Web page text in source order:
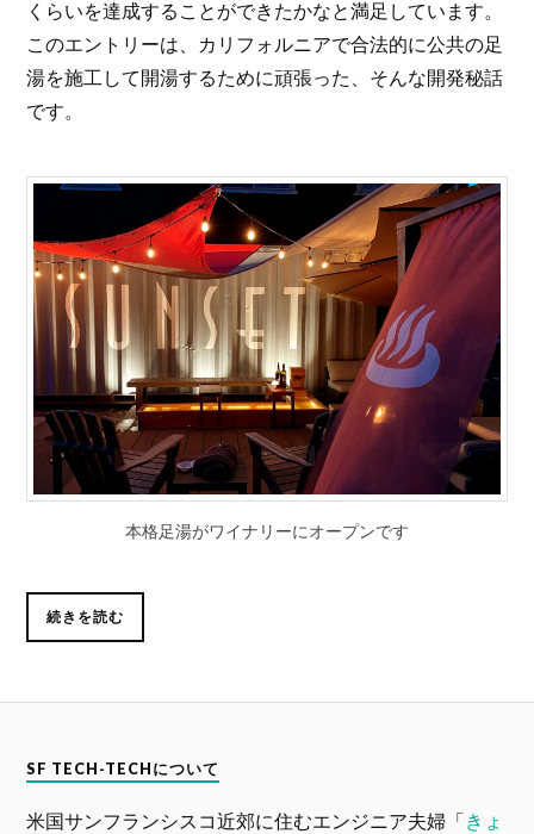
くらいを達成することができたかなと満足しています。
このエントリーは、カリフォルニアで合法的に公共の足
湯を施工して開湯するために頑張った、そんな開発秘話
です。
本格足湯がワイナリーにオープンです
続きを読む
SF TECH-TECHについて
米国サンフランシスコ近郊に住むエンジニア夫婦「きょ